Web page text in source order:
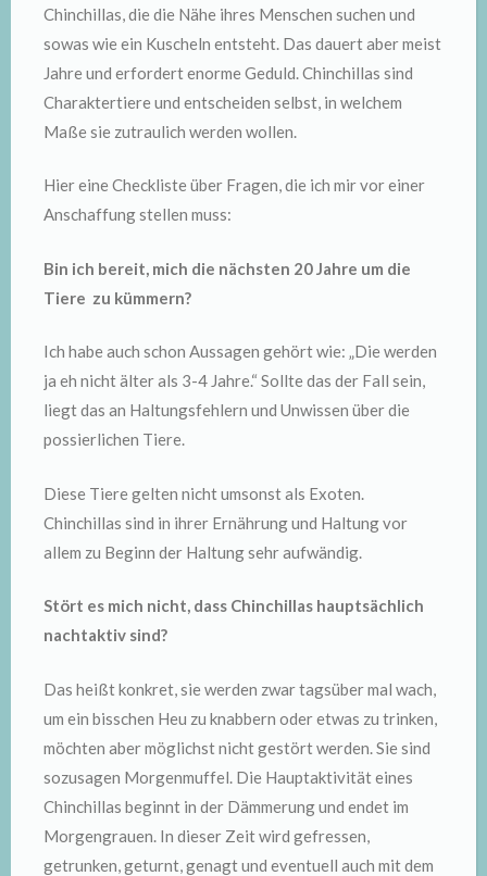
Chinchillas, die die Nähe ihres Menschen suchen und
sowas wie ein Kuscheln entsteht. Das dauert aber meist
Jahre und erfordert enorme Geduld. Chinchillas sind
Charaktertiere und entscheiden selbst, in welchem
Maße sie zutraulich werden wollen.
Hier eine Checkliste über Fragen, die ich mir vor einer
Anschaffung stellen muss:
Bin ich bereit, mich die nächsten 20 Jahre um die
Tiere zu kümmern?
Ich habe auch schon Aussagen gehört wie: „Die werden
ja eh nicht älter als 3-4 Jahre.“ Sollte das der Fall sein,
liegt das an Haltungsfehlern und Unwissen über die
possierlichen Tiere.
Diese Tiere gelten nicht umsonst als Exoten.
Chinchillas sind in ihrer Ernährung und Haltung vor
allem zu Beginn der Haltung sehr aufwändig.
Stört es mich nicht, dass Chinchillas hauptsächlich
nachtaktiv sind?
Das heißt konkret, sie werden zwar tagsüber mal wach,
um ein bisschen Heu zu knabbern oder etwas zu trinken,
möchten aber möglichst nicht gestört werden. Sie sind
sozusagen Morgenmuffel. Die Hauptaktivität eines
Chinchillas beginnt in der Dämmerung und endet im
Morgengrauen. In dieser Zeit wird gefressen,
getrunken, geturnt, genagt und eventuell auch mit dem